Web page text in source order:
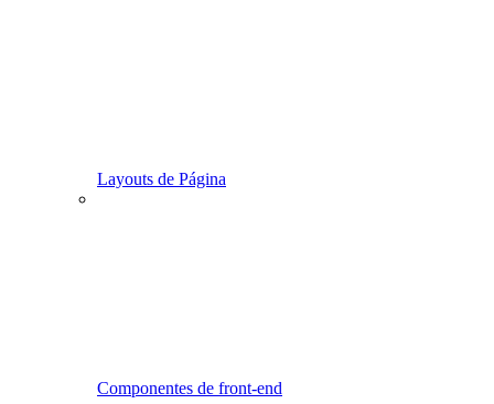
Layouts de Página
Componentes de front-end